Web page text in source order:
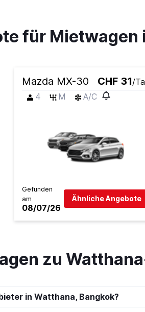
für Mietwagen
Mazda MX-30 CHF 31/
4
M A/C
Gefunden
am
08/07/26
Ähnliche Angebote
zu
in Watthana, Bangkok?